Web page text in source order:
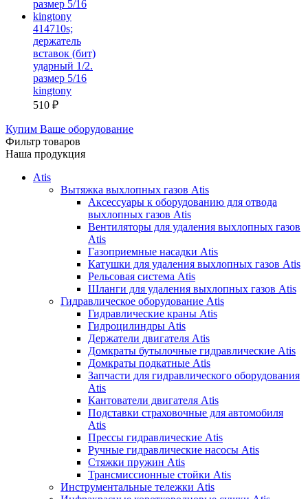
414710s;
держатель
вставок (бит)
ударный 1/2.
размер 5/16
kingtony
510 ₽
Купим Ваше оборудование
Фильтр товаров
Наша продукция
Atis
Вытяжка выхлопных газов Atis
Аксессуары к оборудованию для отвода
выхлопных газов Atis
Вентиляторы для удаления выхлопных газов
Atis
Газоприемные насадки Atis
Катушки для удаления выхлопных газов Atis
Рельсовая система Atis
Шланги для удаления выхлопных газов Atis
Гидравлическое оборудование Atis
Гидравлические краны Atis
Гидроцилиндры Atis
Держатели двигателя Atis
Домкраты бутылочные гидравлические Atis
Домкраты подкатные Atis
Запчасти для гидравлического оборудования
Atis
Кантователи двигателя Atis
Подставки страховочные для автомобиля
Atis
Прессы гидравлические Atis
Ручные гидравлические насосы Atis
Стяжки пружин Atis
Трансмиссионные стойки Atis
Инструментальные тележки Atis